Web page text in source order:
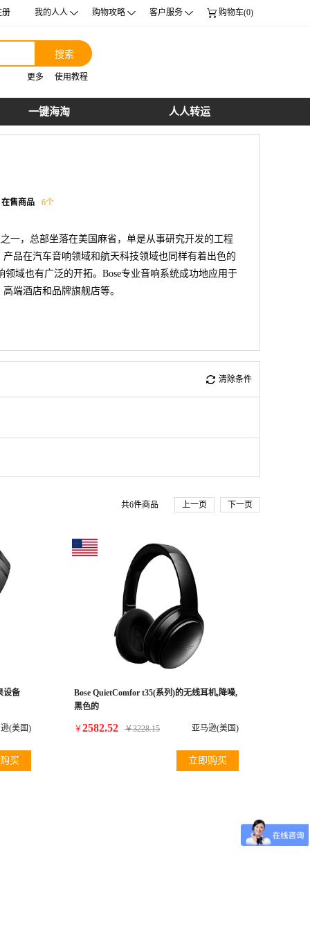
册 我的人人 购物攻略 客户服务 购物车(0)
搜索
更多 使用教程
一键海淘 人人转运
在售商品 6个
一，总部坐落在美国麻省，单是从事研究开发的工程
品在汽车音响领域和航天科技领域也同样有着出色的
领域也有广泛的开拓。Bose专业音响系统成功地应用于
端酒店和品牌旗舰店等。
清除条件
共6件商品 上一页 下一页
设备
(美国)
买
Bose QuietComfor t35(系列)的无线耳机,降噪,
黑色的
￥2582.52 ￥3228.15 亚马逊(美国)
立即购买